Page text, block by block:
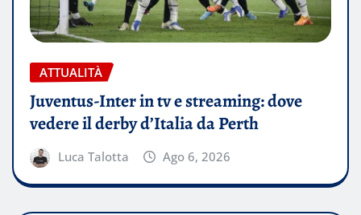
ATTUALITÀ
Juventus-Inter in tv e streaming: dove
vedere il derby d’Italia da Perth
Luca Talotta Ago 6, 2026